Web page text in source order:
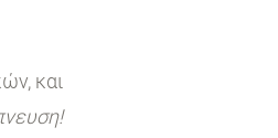
και